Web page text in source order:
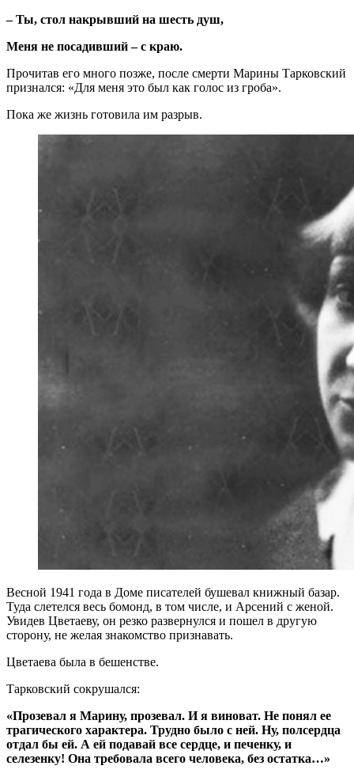
– Ты, стол накрывший на шесть душ,
Меня не посадивший – с краю.
Прочитав его много позже, после смерти Марины Тарковский
признался: «Для меня это был как голос из гроба».
Пока же жизнь готовила им разрыв.
Весной 1941 года в Доме писателей бушевал книжный базар.
Туда слетелся весь бомонд, в том числе, и Арсений с женой.
Увидев Цветаеву, он резко развернулся и пошел в другую
сторону, не желая знакомство признавать.
Цветаева была в бешенстве.
Тарковский сокрушался:
«Прозевал я Марину, прозевал. И я виноват. Не понял ее
трагического характера. Трудно было с ней. Ну, полсердца
отдал бы ей. А ей подавай все сердце, и печенку, и
селезенку! Она требовала всего человека, без остатка…»